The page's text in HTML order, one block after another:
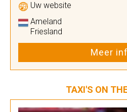
Uw website
Ameland
Friesland
Meer
TAXI'S ON